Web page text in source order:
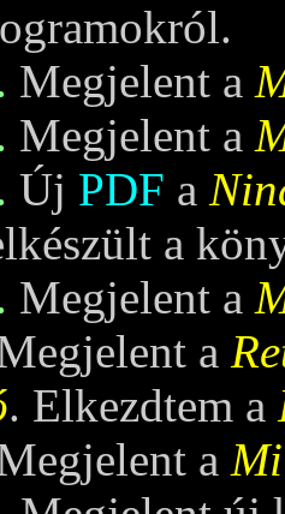
Megjelent a
Megjelent a
Új PDF a
a
Megjelent a
a
. Elkezdtem a
a